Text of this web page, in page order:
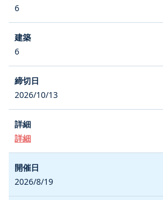
6
6
2026/10/13
詳細
2026/8/19